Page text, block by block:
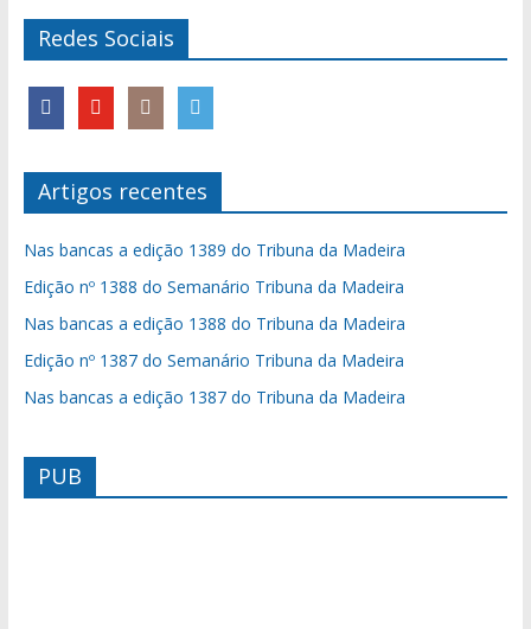
Redes Sociais
Artigos recentes
Nas bancas a edição 1389 do Tribuna da Madeira
Edição nº 1388 do Semanário Tribuna da Madeira
Nas bancas a edição 1388 do Tribuna da Madeira
Edição nº 1387 do Semanário Tribuna da Madeira
Nas bancas a edição 1387 do Tribuna da Madeira
PUB